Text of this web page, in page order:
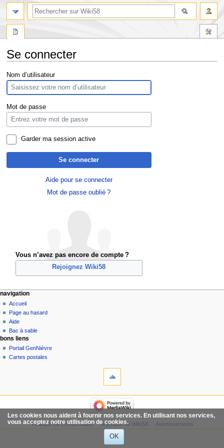
Se connecter
Aller
à
la
navigation
Aller
à
la
recherche
Nom d’utilisateur
Mot de passe
Garder ma session active
Se connecter
Aide pour se connecter
Mot de passe oublié ?
Vous n’avez pas encore de compte ?
Rejoignez Wiki58
Les cookies nous aident à fournir nos services. En utilisant nos services,
vous acceptez notre utilisation de cookies.
OK
navigation
Accueil
Page au hasard
Aide
Bac à sable
bons liens
Portail GenNièvre
Cartes postales
Politique de confidentialité À propos de Wiki58 Avertissements